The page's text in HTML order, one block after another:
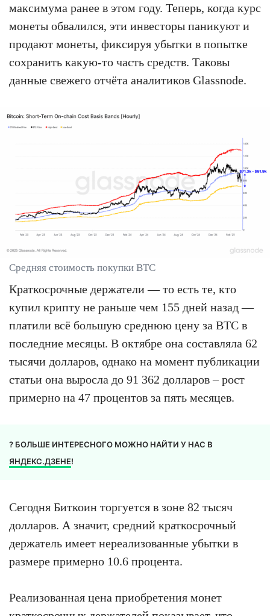
максимума ранее в этом году. Теперь, когда курс
монеты обвалился, эти инвесторы паникуют и
продают монеты, фиксируя убытки в попытке
сохранить какую-то часть средств. Таковы
данные свежего отчёта аналитиков Glassnode.
Средняя стоимость покупки BTC
Краткосрочные держатели — то есть те, кто
купил крипту не раньше чем 155 дней назад —
платили всё большую среднюю цену за BTC в
последние месяцы. В октябре она составляла 62
тысячи долларов, однако на момент публикации
статьи она выросла до 91 362 долларов – рост
примерно на 47 процентов за пять месяцев.
? БОЛЬШЕ ИНТЕРЕСНОГО МОЖНО НАЙТИ У НАС В
ЯНДЕКС.ДЗЕНЕ!
Сегодня Биткоин торгуется в зоне 82 тысяч
долларов. А значит, средний краткосрочный
держатель имеет нереализованные убытки в
размере примерно 10.6 процента.
Реализованная цена приобретения монет